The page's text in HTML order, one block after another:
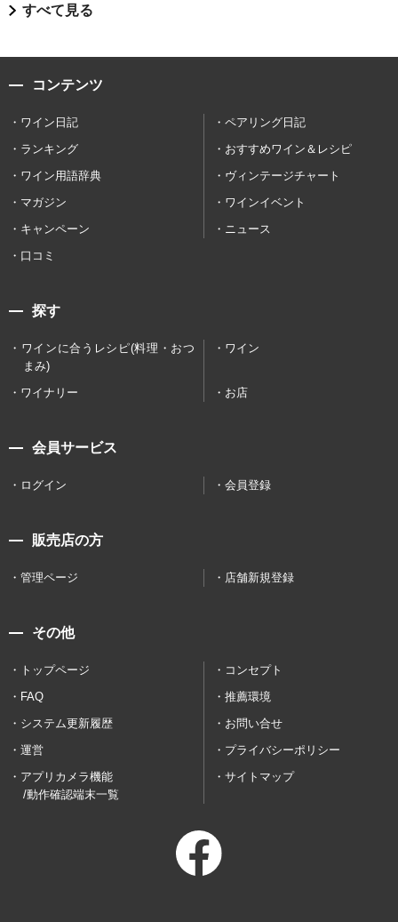
すべて見る
コンテンツ
ワイン日記
ペアリング日記
ランキング
おすすめワイン＆レシピ
ワイン用語辞典
ヴィンテージチャート
マガジン
ワインイベント
キャンペーン
ニュース
口コミ
探す
ワインに合うレシピ(料理・おつ
まみ)
ワイン
ワイナリー お店
会員サービス
ログイン 会員登録
販売店の方
管理ページ 店舗新規登録
その他
トップページ
コンセプト
FAQ
推薦環境
システム更新履歴
お問い合せ
運営
プライバシーポリシー
アプリカメラ機能
/動作確認端末一覧
サイトマップ